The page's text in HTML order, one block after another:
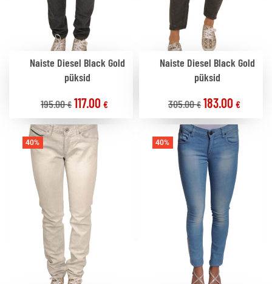
Naiste Diesel Black Gold
püksid
195.00€ 117.00 €
Naiste Diesel Black Gold
püksid
305.00€ 183.00 €
40% 40%